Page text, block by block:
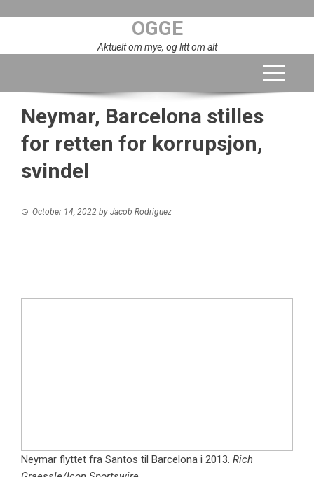
OGGE
Aktuelt om mye, og litt om alt
Neymar, Barcelona stilles
for retten for korrupsjon,
svindel
October 14, 2022 by Jacob Rodriguez
Neymar flyttet fra Santos til Barcelona i 2013. Rich